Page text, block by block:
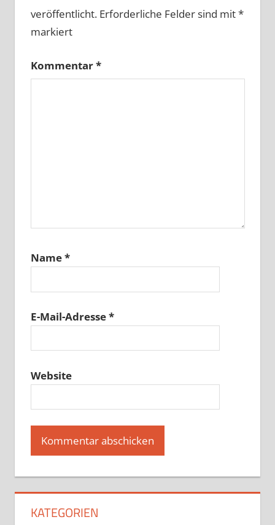
veröffentlicht. Erforderliche Felder sind mit*
markiert
Kommentar*
Name*
E-Mail-Adresse*
Website
KATEGORIEN